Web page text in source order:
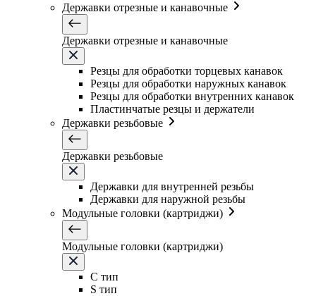
Державки отрезные и канавочные
Державки отрезные и канавочные
Резцы для обработки торцевых канавок
Резцы для обработки наружных канавок
Резцы для обработки внутренних канавок
Пластинчатые резцы и держатели
Державки резьбовые
Державки резьбовые
Державки для внутренней резьбы
Державки для наружной резьбы
Модульные головки (картриджи)
Модульные головки (картриджи)
C тип
S тип